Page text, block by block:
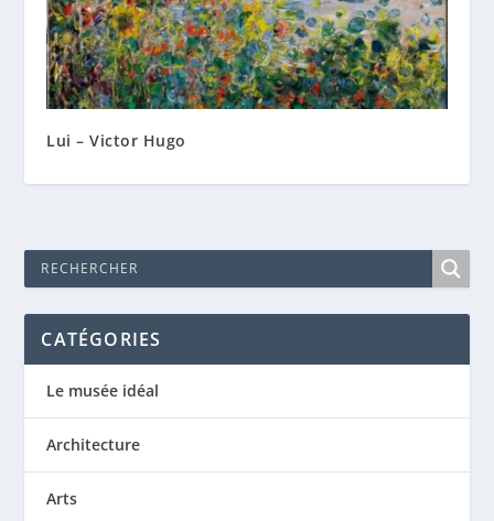
Lui – Victor Hugo
CATÉGORIES
Le musée idéal
Architecture
Arts